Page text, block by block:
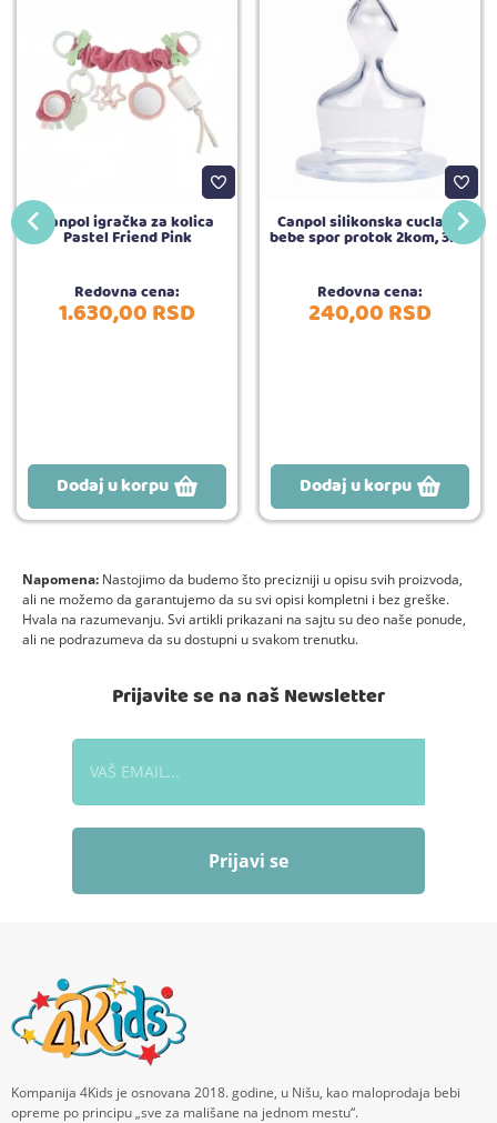
Canpol igračka za kolica
Pastel Friend Pink
Redovna cena:
1.630,00RSD
Dodaj u korpu
Canpol silikonska cucla za
bebe spor protok 2kom, 3m+
Redovna cena:
240,00RSD
Dodaj u korpu
Napomena: Nastojimo da budemo što precizniji u opisu svih proizvoda,
ali ne možemo da garantujemo da su svi opisi kompletni i bez greške.
Hvala na razumevanju. Svi artikli prikazani na sajtu su deo naše ponude,
ali ne podrazumeva da su dostupni u svakom trenutku.
Prijavite se na naš Newsletter
Prijavi se
Kompanija 4Kids je osnovana 2018. godine, u Nišu, kao maloprodaja bebi
opreme po principu „sve za mališane na jednom mestu“.